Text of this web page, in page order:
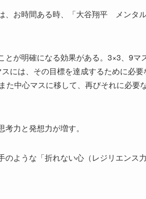
、お時間ある時、「大谷翔平 メンタ
とが明確になる効果がある。3×3、9マ
には、その目標を達成するために必要
た中心マスに移して、再びそれに必要
力と発想力が増す。
ような「折れない心（レジリエンス力